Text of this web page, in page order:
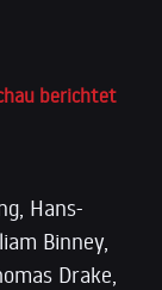
berichtet
Hans-
Binney,
Drake,